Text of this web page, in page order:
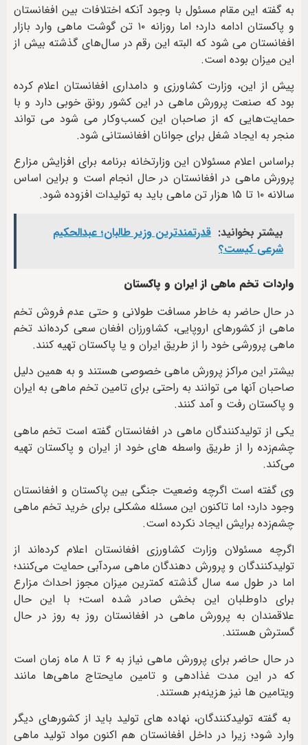
به گفته این مقام مسئول با وجود آنکه اختلافات بین افغانستان
و پاکستان ادامه دارد؛ اما روزانه ۱۰ تن گوشت ماهی وارد بازار
افغانستان می شود که البته این رقم در سال‌های گذشته بیش از
این میزان بوده است.
پیش از این، وزارت کشاورزی و دامداری افغانستان اعلام کرده
بود که صنعت پرورش ماهی در این کشور رونق خوبی دارد و با
حمایت‌هایی که از صاحبان این کسب‌وکار می شود می تواند
منجر به ایجاد شغل برای جوانان افغانستانی شود.
براساس اعلام مسئولان این وزارتخانه برنامه برای افزایش مزارع
پرورش ماهی در افغانستان در حال انجام است و براین اساس
سالانه ۱۰ تا ۱۵ هزار تن ماهی باید به تولیدات افزوده شود.
بیشتر بخوانید: قدرتمندترین وزیر طالبان؛ عبدالحکیم
شرعی کیست؟
واردات تخم ماهی از ایران و پاکستان
در حال حاضر به خاطر مسافت طولانی و حتی عدم فروش تخم
ماهی از کشورهای اروپایی، کشاورزان افغان سعی کرده‌اند تخم
ماهی پرورشی خود را از طریق ایران و یا پاکستان تهیه کنند.
بیشتر این مراکز پرورش ماهی خصوصی هستند و به همین دلیل
صاحبان آنها می توانند به راحتی برای تامین تخم ماهی به ایران
و پاکستان رفت و آمد کنند.
یکی از تولیدکنندگان ماهی در افغانستان گفته است تخم ماهی
چشم‌زده را از طریق واسطه های خود از ایران و پاکستان تهیه
می‌کند.
وی گفته است اگرچه وضعیت جنگی بین پاکستان و افغانستان
وجود دارد؛ اما تاکنون این مسئله مشکلی برای خرید تخم ماهی
چشم‌زده برایش ایجاد نکرده است.
اگرچه مسئولان وزارت کشاورزی افغانستان اعلام کرده‌اند از
تولیدکنندگان و پرورش دهندگان ماهی سردآبی حمایت می‌کنند؛
اما در طول سه سال گذشته کمترین میزان مجوز احداث مزارع
برای داوطلبان این بخش صادر شده است؛ با این حال
علاقمندان به پرورش ماهی در افغانستان روز به روز در حال
گسترش هستند.
در حال حاضر برای پرورش ماهی نیاز به ۶ تا ۸ ماه زمان است
که در این مدت غذادهی و تامین مایحتاج ماهی‌ها مانند
ویتامین ها نیز هزینه‌بر هستند.
به گفته تولیدکنندگان، نهاده های تولید باید از کشورهای دیگر
وارد شود؛ زیرا در داخل افغانستان هم اکنون مواد تولید ماهی